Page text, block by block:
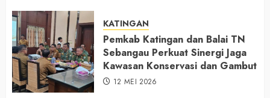
KATINGAN
Pemkab Katingan dan Balai TN
Sebangau Perkuat Sinergi Jaga
Kawasan Konservasi dan Gambut
12 MEI 2026